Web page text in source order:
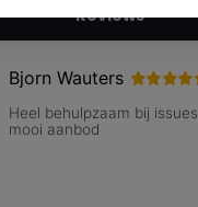
Reviews